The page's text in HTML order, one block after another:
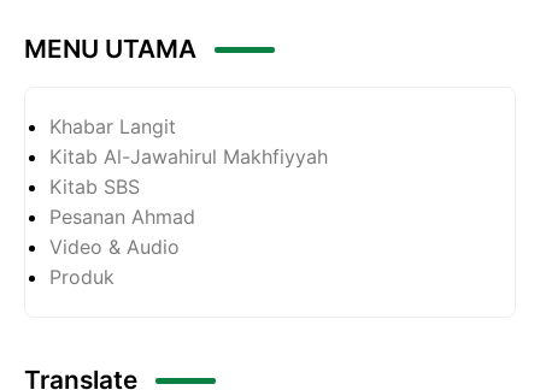
MENU UTAMA
Khabar Langit
Kitab Al-Jawahirul Makhfiyyah
Kitab SBS
Pesanan Ahmad
Video & Audio
Produk
Translate